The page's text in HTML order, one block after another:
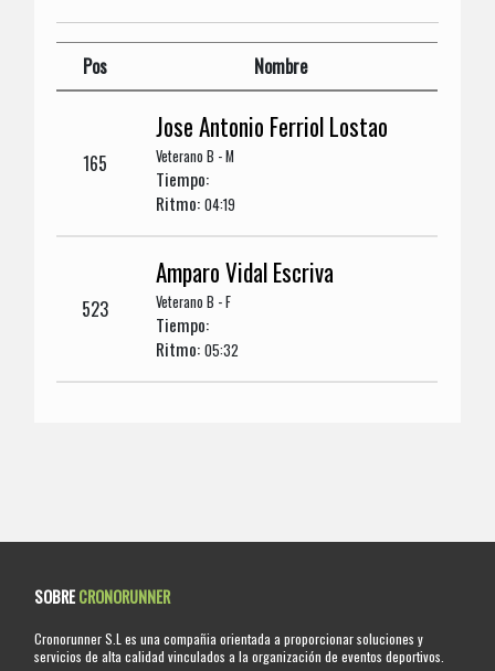
Pos Nombre
165
Jose Antonio Ferriol Lostao
Veterano B - M
Tiempo:
Ritmo:04:19
523
Amparo Vidal Escriva
Veterano B - F
Tiempo:
Ritmo:05:32
SOBRECRONORUNNER
Cronorunner S.L es una compañia orientada a proporcionar soluciones y
servicios de alta calidad vinculados a la organización de eventos deportivos.